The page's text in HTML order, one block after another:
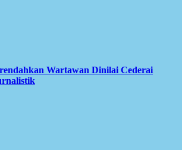
Wartawan Dinilai Cederai